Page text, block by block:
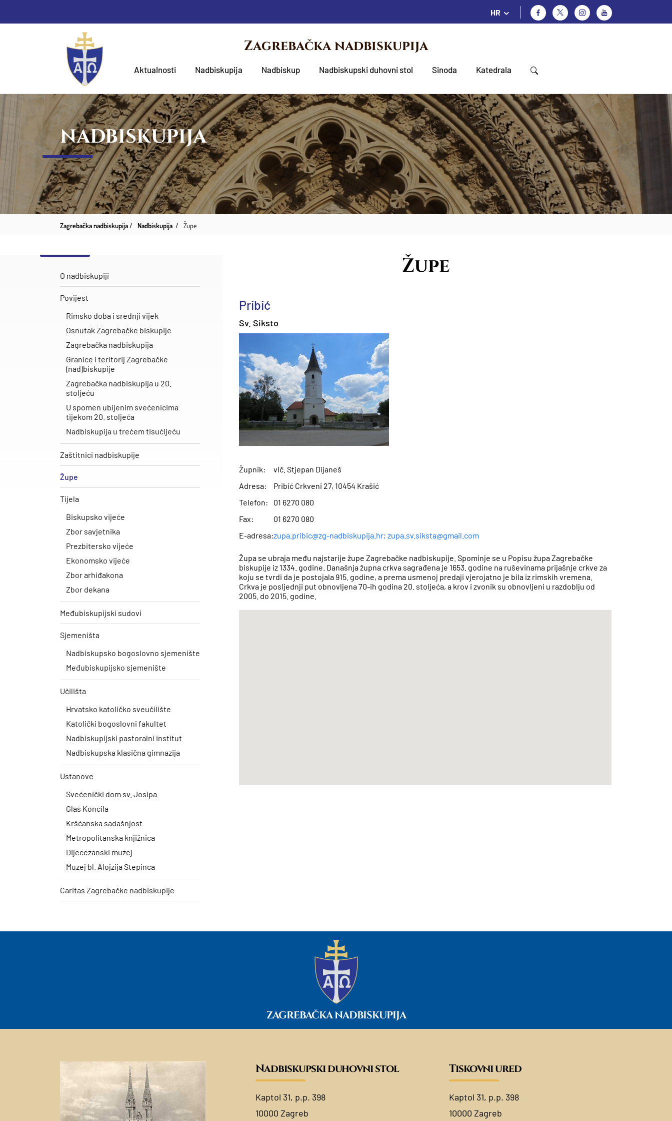
HR
Zagrebačka nadbiskupija
Aktualnosti Nadbiskupija Nadbiskup Nadbiskupski duhovni stol Sinoda Katedrala
NADBISKUPIJA
Zagrebačka nadbiskupija Nadbiskupija Župe
O nadbiskupiji
Povijest
Rimsko doba i srednji vijek
Osnutak Zagrebačke biskupije
Zagrebačka nadbiskupija
Granice i teritorij Zagrebačke
(nad)biskupije
Zagrebačka nadbiskupija u 20.
stoljeću
U spomen ubijenim svećenicima
tijekom 20. stoljeća
Nadbiskupija u trećem tisućljeću
Zaštitnici nadbiskupije
Župe
Tijela
Biskupsko vijeće
Zbor savjetnika
Prezbitersko vijeće
Ekonomsko vijeće
Zbor arhiđakona
Zbor dekana
Međubiskupijski sudovi
Sjemeništa
Nadbiskupsko bogoslovno sjemenište
Međubiskupijsko sjemenište
Učilišta
Hrvatsko katoličko sveučilište
Katolički bogoslovni fakultet
Nadbiskupijski pastoralni institut
Nadbiskupska klasična gimnazija
Ustanove
Svećenički dom sv. Josipa
Glas Koncila
Kršćanska sadašnjost
Metropolitanska knjižnica
Dijecezanski muzej
Muzej bl. Alojzija Stepinca
Caritas Zagrebačke nadbiskupije
Župe
Pribić
Sv. Siksto
Župnik:
vlč. Stjepan Dijaneš
Adresa:
Pribić Crkveni 27, 10454 Krašić
Telefon:
01 6270 080
Fax:
01 6270 080
E-adresa:zupa.pribic@zg-nadbiskupija.hr; zupa.sv.siksta@gmail.com
Župa se ubraja među najstarije župe Zagrebačke nadbiskupije. Spominje se u Popisu župa Zagrebačke
biskupije iz 1334. godine. Današnja župna crkva sagrađena je 1653. godine na ruševinama prijašnje crkve za
koju se tvrdi da je postojala 915. godine, a prema usmenoj predaji vjerojatno je bila iz rimskih vremena.
Crkva je posljednji put obnovljena 70-ih godina 20. stoljeća, a krov i zvonik su obnovljeni u razdoblju od
2005. do 2015. godine.
ZAGREBAČKA NADBISKUPIJA
Nadbiskupski duhovni stol
Kaptol 31, p.p. 398
10000 Zagreb
Tiskovni ured
Kaptol 31, p.p. 398
10000 Zagreb